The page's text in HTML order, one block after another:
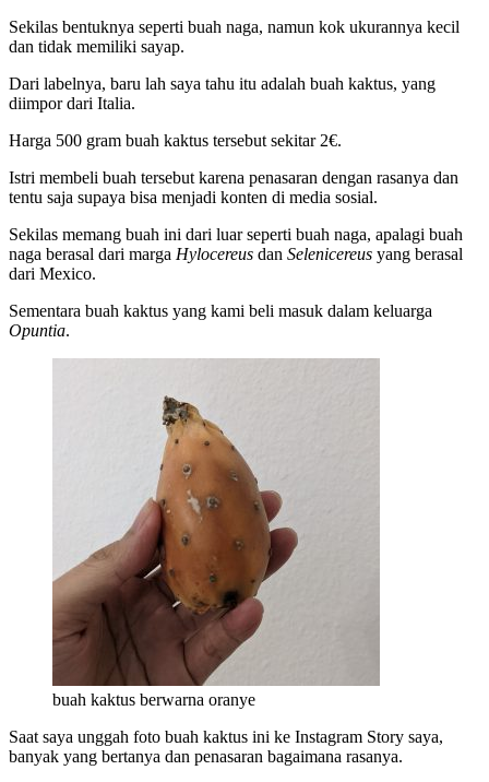
Sekilas bentuknya seperti buah naga, namun kok ukurannya kecil
dan tidak memiliki sayap.
Dari labelnya, baru lah saya tahu itu adalah buah kaktus, yang
diimpor dari Italia.
Harga 500 gram buah kaktus tersebut sekitar 2€.
Istri membeli buah tersebut karena penasaran dengan rasanya dan
tentu saja supaya bisa menjadi konten di media sosial.
Sekilas memang buah ini dari luar seperti buah naga, apalagi buah
naga berasal dari marga Hylocereus dan Selenicereus yang berasal
dari Mexico.
Sementara buah kaktus yang kami beli masuk dalam keluarga
Opuntia.
buah kaktus berwarna oranye
Saat saya unggah foto buah kaktus ini ke Instagram Story saya,
banyak yang bertanya dan penasaran bagaimana rasanya.